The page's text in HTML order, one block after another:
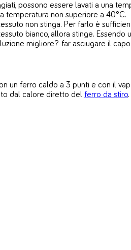
possono essere lavati a una
temperatura non superiore a 40°C.
non stinga. Per farlo è
bianco, allora stinge.
migliore? far asciugare il
un ferro caldo a 3 punti e con il
dal calore diretto del ferro da stiro.